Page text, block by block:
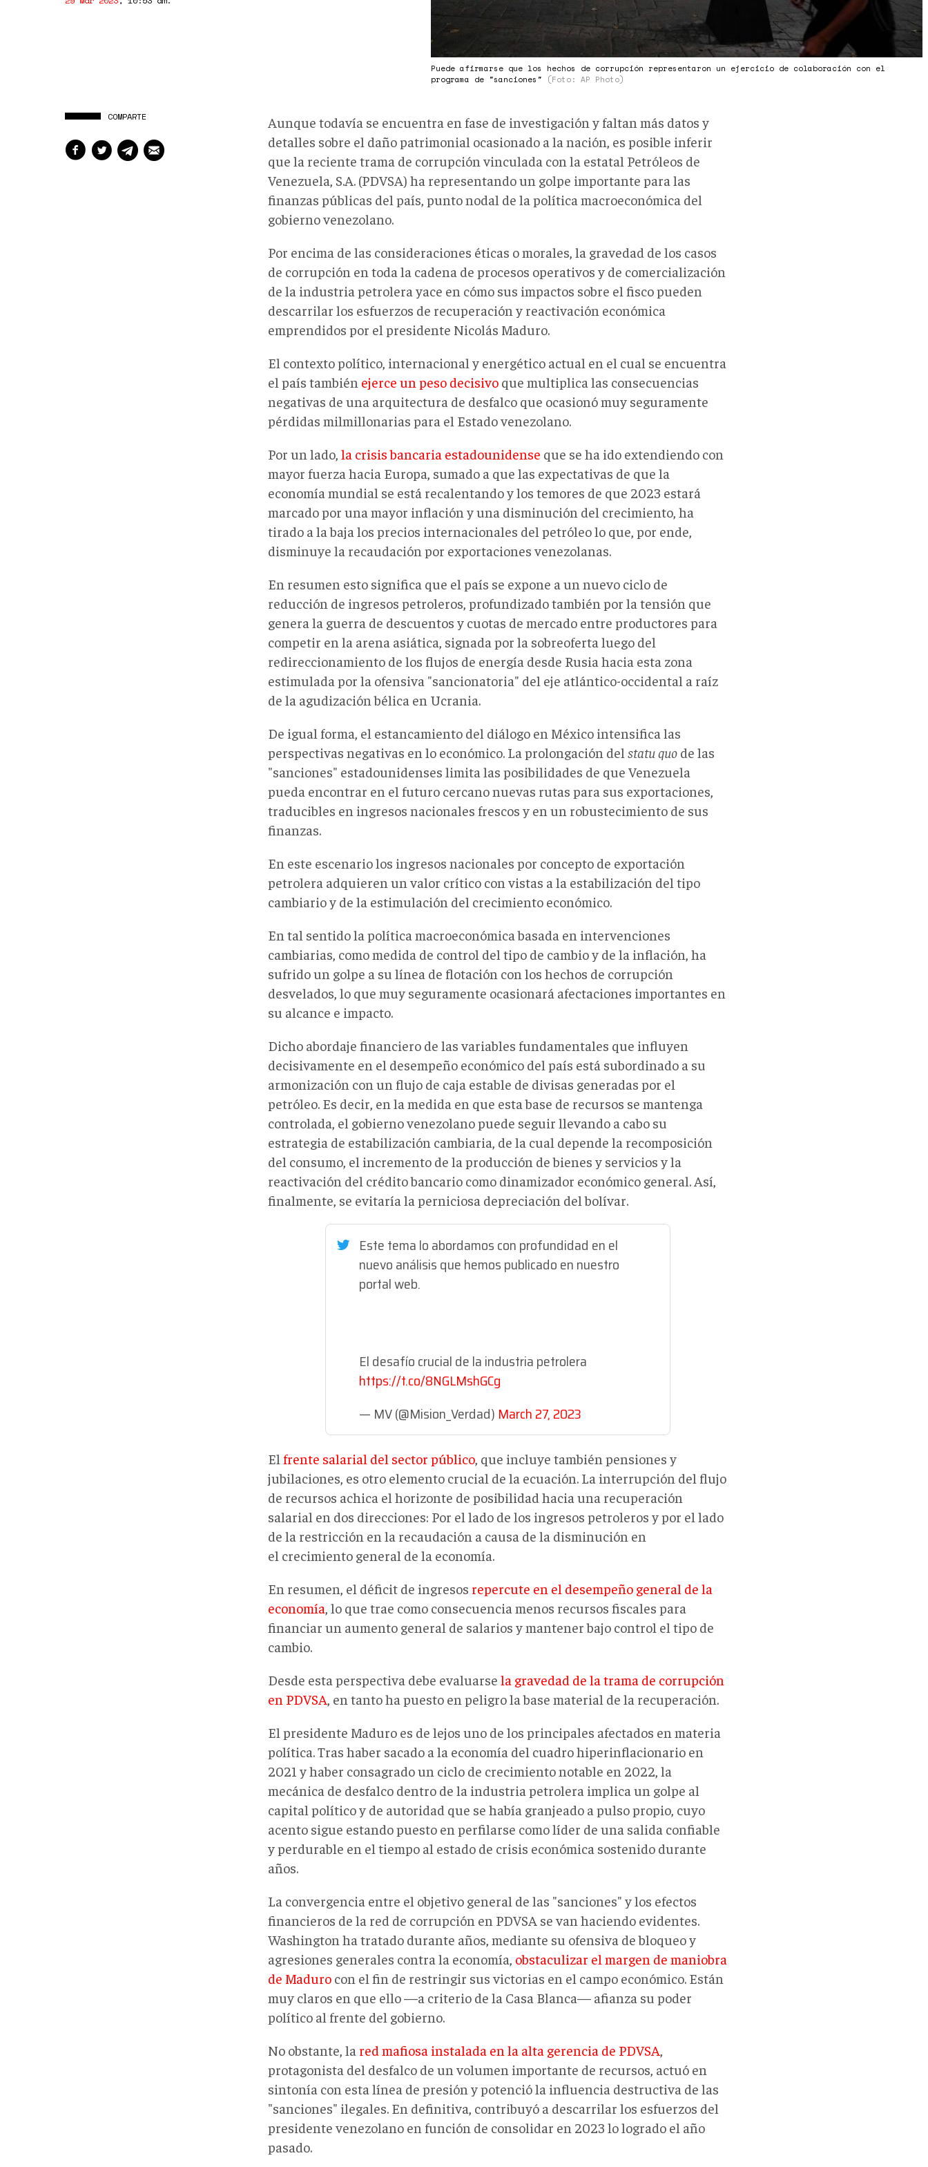
Puede afirmarse que los hechos de corrupción representaron un ejercicio de colaboración con el
programa de "sanciones"
(Foto: AP Photo)
COMPARTE
Aunque todavía se encuentra en fase de investigación y faltan más datos y
detalles sobre el daño patrimonial ocasionado a la nación, es posible inferir
que la reciente trama de corrupción vinculada con la estatal Petróleos de
Venezuela, S.A. (PDVSA) ha representando un golpe importante para las
finanzas públicas del país, punto nodal de la política macroeconómica del
gobierno venezolano.
Por encima de las consideraciones éticas o morales, la gravedad de los casos
de corrupción en toda la cadena de procesos operativos y de comercialización
de la industria petrolera yace en cómo sus impactos sobre el fisco pueden
descarrilar los esfuerzos de recuperación y reactivación económica
emprendidos por el presidente Nicolás Maduro.
El contexto político, internacional y energético actual en el cual se encuentra
el país también ejerce un peso decisivo que multiplica las consecuencias
negativas de una arquitectura de desfalco que ocasionó muy seguramente
pérdidas milmillonarias para el Estado venezolano.
Por un lado, la crisis bancaria estadounidense que se ha ido extendiendo con
mayor fuerza hacia Europa, sumado a que las expectativas de que la
economía mundial se está recalentando y los temores de que 2023 estará
marcado por una mayor inflación y una disminución del crecimiento, ha
tirado a la baja los precios internacionales del petróleo lo que, por ende,
disminuye la recaudación por exportaciones venezolanas.
En resumen esto significa que el país se expone a un nuevo ciclo de
reducción de ingresos petroleros, profundizado también por la tensión que
genera la guerra de descuentos y cuotas de mercado entre productores para
competir en la arena asiática, signada por la sobreoferta luego del
redireccionamiento de los flujos de energía desde Rusia hacia esta zona
estimulada por la ofensiva "sancionatoria" del eje atlántico-occidental a raíz
de la agudización bélica en Ucrania.
De igual forma, el estancamiento del diálogo en México intensifica las
perspectivas negativas en lo económico. La prolongación del statu quo de las
"sanciones" estadounidenses limita las posibilidades de que Venezuela
pueda encontrar en el futuro cercano nuevas rutas para sus exportaciones,
traducibles en ingresos nacionales frescos y en un robustecimiento de sus
finanzas.
En este escenario los ingresos nacionales por concepto de exportación
petrolera adquieren un valor crítico con vistas a la estabilización del tipo
cambiario y de la estimulación del crecimiento económico.
En tal sentido la política macroeconómica basada en intervenciones
cambiarias, como medida de control del tipo de cambio y de la inflación, ha
sufrido un golpe a su línea de flotación con los hechos de corrupción
desvelados, lo que muy seguramente ocasionará afectaciones importantes en
su alcance e impacto.
Dicho abordaje financiero de las variables fundamentales que influyen
decisivamente en el desempeño económico del país está subordinado a su
armonización con un flujo de caja estable de divisas generadas por el
petróleo. Es decir, en la medida en que esta base de recursos se mantenga
controlada, el gobierno venezolano puede seguir llevando a cabo su
estrategia de estabilización cambiaria, de la cual depende la recomposición
del consumo, el incremento de la producción de bienes y servicios y la
reactivación del crédito bancario como dinamizador económico general. Así,
finalmente, se evitaría la perniciosa depreciación del bolívar.
Este tema lo abordamos con profundidad en el
nuevo análisis que hemos publicado en nuestro
portal web.
El desafío crucial de la industria petrolera
https://t.co/8NGLMshGCg
— MV (@Mision_Verdad) March 27, 2023
El frente salarial del sector público, que incluye también pensiones y
jubilaciones, es otro elemento crucial de la ecuación. La interrupción del flujo
de recursos achica el horizonte de posibilidad hacia una recuperación
salarial en dos direcciones: Por el lado de los ingresos petroleros y por el lado
de la restricción en la recaudación a causa de la disminución en
el crecimiento general de la economía.
En resumen, el déficit de ingresos repercute en el desempeño general de la
economía, lo que trae como consecuencia menos recursos fiscales para
financiar un aumento general de salarios y mantener bajo control el tipo de
cambio.
Desde esta perspectiva debe evaluarse la gravedad de la trama de corrupción
en PDVSA, en tanto ha puesto en peligro la base material de la recuperación.
El presidente Maduro es de lejos uno de los principales afectados en materia
política. Tras haber sacado a la economía del cuadro hiperinflacionario en
2021 y haber consagrado un ciclo de crecimiento notable en 2022, la
mecánica de desfalco dentro de la industria petrolera implica un golpe al
capital político y de autoridad que se había granjeado a pulso propio, cuyo
acento sigue estando puesto en perfilarse como líder de una salida confiable
y perdurable en el tiempo al estado de crisis económica sostenido durante
años.
La convergencia entre el objetivo general de las "sanciones" y los efectos
financieros de la red de corrupción en PDVSA se van haciendo evidentes.
Washington ha tratado durante años, mediante su ofensiva de bloqueo y
agresiones generales contra la economía, obstaculizar el margen de maniobra
de Maduro con el fin de restringir sus victorias en el campo económico. Están
muy claros en que ello —a criterio de la Casa Blanca— afianza su poder
político al frente del gobierno.
No obstante, la red mafiosa instalada en la alta gerencia de PDVSA,
protagonista del desfalco de un volumen importante de recursos, actuó en
sintonía con esta línea de presión y potenció la influencia destructiva de las
"sanciones" ilegales. En definitiva, contribuyó a descarrilar los esfuerzos del
presidente venezolano en función de consolidar en 2023 lo logrado el año
pasado.